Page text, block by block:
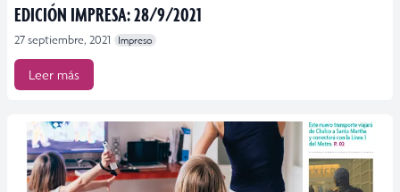
EDICIÓN IMPRESA: 28/9/2021
27 septiembre, 2021 Impreso
Leer más